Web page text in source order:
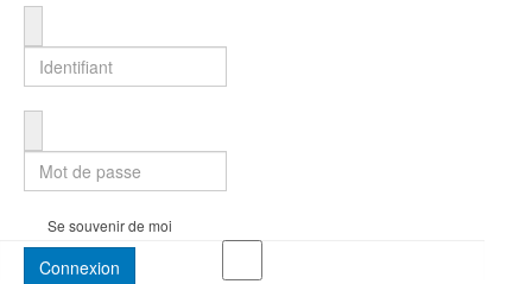
Se souvenir de moi
Connexion